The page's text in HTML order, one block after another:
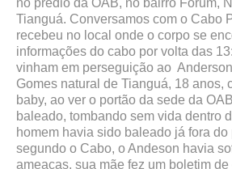
Tianguá. Conversamos com o Cabo
recebeu no local onde o corpo se
informações do cabo por volta das
vinham em perseguição ao
Gomes natural de Tianguá, 18 anos,
baby, ao ver o portão da sede da
baleado, tombando sem vida dentro
homem havia sido baleado já fora do
segundo o Cabo, o Andeson havia
ameaças, sua mãe fez um boletim